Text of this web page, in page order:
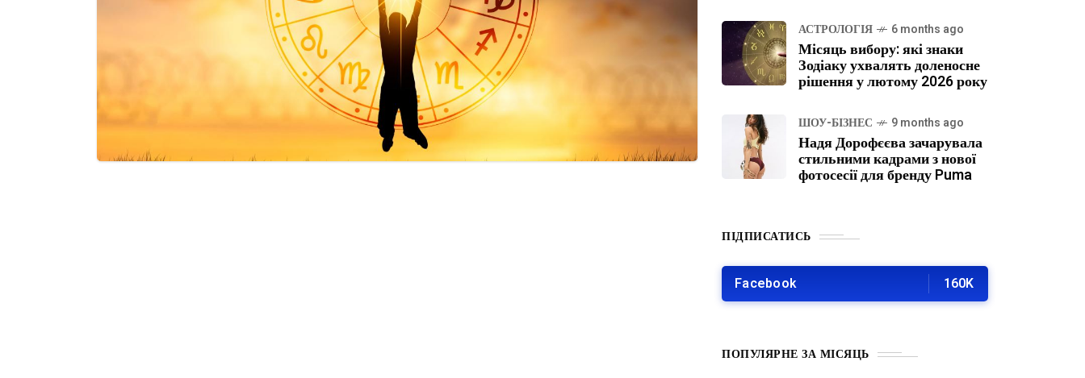
АСТРОЛОГІЯ 6 months ago
Місяць вибору: які знаки
Зодіаку ухвалять доленосне
рішення у лютому 2026 року
ШОУ-БІЗНЕС 9 months ago
Надя Дорофєєва зачарувала
стильними кадрами з нової
фотосесії для бренду Puma
ПІДПИСАТИСЬ
Facebook 160K
ПОПУЛЯРНЕ ЗА МІСЯЦЬ